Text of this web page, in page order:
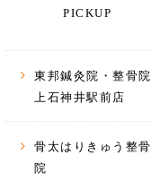
PICKUP
東邦鍼灸院・整骨院
上石神井駅前店
骨太はりきゅう整骨
院